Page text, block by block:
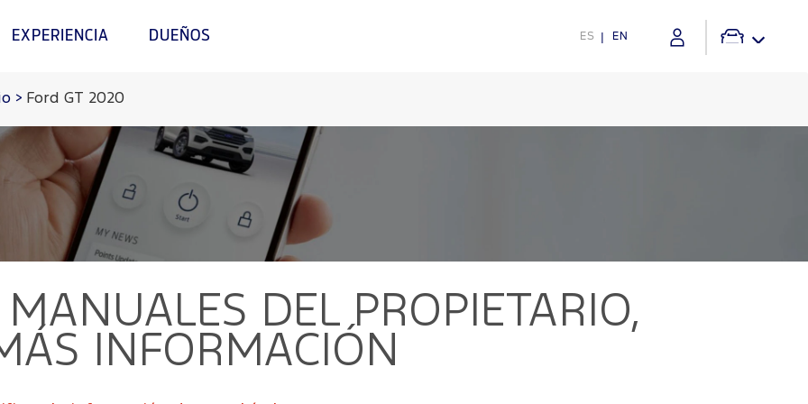
EXPERIENCIA DUEÑOS ES EN
> Ford GT 2020
MANUALES DEL PROPIETARIO,
INFORMACIÓN